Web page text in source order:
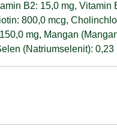
B2: 15,0 mg, Vitamin
800,0 mcg,
mg, Mangan
(Natriumselenit): 0,23